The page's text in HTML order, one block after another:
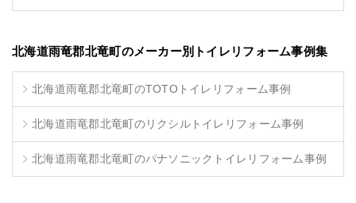
北海道雨竜郡北竜町のメーカー別トイレリフォーム事例集
北海道雨竜郡北竜町のTOTOトイレリフォーム事例
北海道雨竜郡北竜町のリクシルトイレリフォーム事例
北海道雨竜郡北竜町のパナソニックトイレリフォーム事例